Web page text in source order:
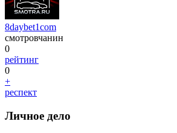
8daybet1com
смотровчанин
0
рейтинг
0
+
респект
Личное дело